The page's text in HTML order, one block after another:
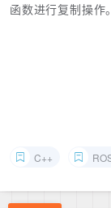
函数进行复制操作。
C++